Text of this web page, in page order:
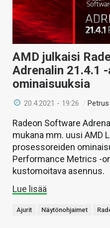
AMD julkaisi
Adrenalin 21.4.1
ominaisuuksia
20.4.2021 - 19:26 /
Radeon Software
mukana mm. uusi AMD
prosessoreiden
Performance Metrics -
kustomoitava asennus.
Lue lisää
Ajurit Näytönohjaimet